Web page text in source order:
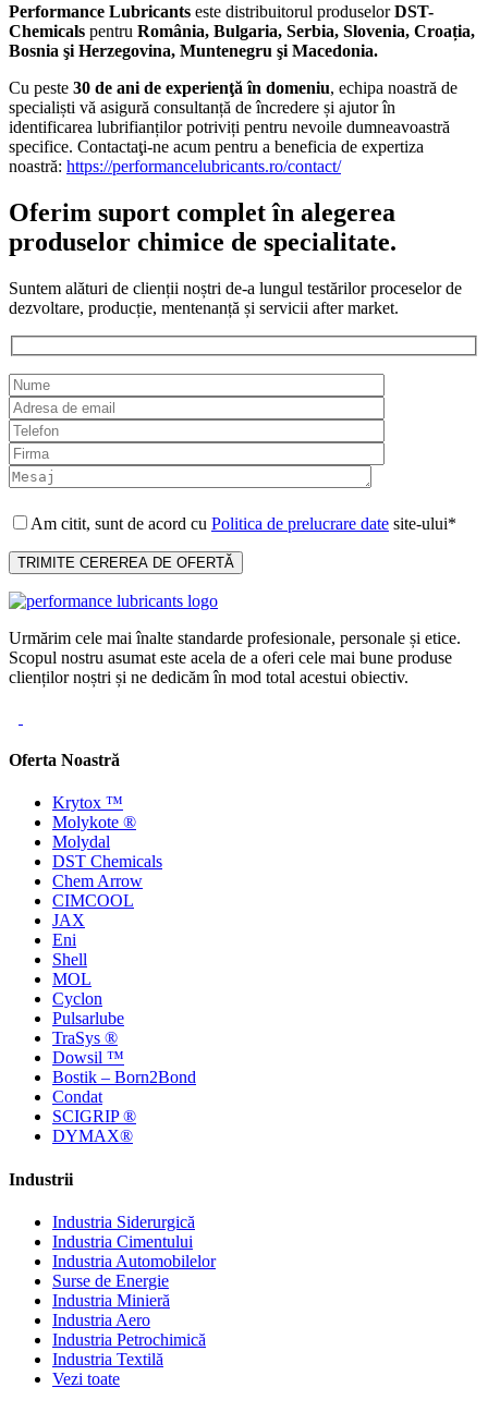
Performance Lubricants este distribuitorul produselorDST-
Chemicals pentru România, Bulgaria, Serbia, Slovenia, Croația,
Bosnia şi Herzegovina, Muntenegru şi Macedonia.
Cu peste 30 de ani de experienţă în domeniu, echipa noastră de
specialiști vă asigură consultanță de încredere și ajutor în
identificarea lubrifianților potriviți pentru nevoile dumneavoastră
specifice. Contactaţi-ne acum pentru a beneficia de expertiza
noastră: https://performancelubricants.ro/contact/
Oferim suport complet în alegerea
produselor chimice de specialitate.
Suntem alături de clienții noștri de-a lungul testărilor proceselor de
dezvoltare, producție, mentenanță și servicii after market.
Am citit, sunt de acord cu Politica de prelucrare date site-ului*
Urmărim cele mai înalte standarde profesionale, personale și etice.
Scopul nostru asumat este acela de a oferi cele mai bune produse
clienților noștri și ne dedicăm în mod total acestui obiectiv.
Oferta Noastră
Krytox ™
Molykote ®
Molydal
DST Chemicals
Chem Arrow
CIMCOOL
JAX
Eni
Shell
MOL
Cyclon
Pulsarlube
TraSys ®
Dowsil ™
Bostik – Born2Bond
Condat
SCIGRIP ®
DYMAX®
Industrii
Industria Siderurgică
Industria Cimentului
Industria Automobilelor
Surse de Energie
Industria Minieră
Industria Aero
Industria Petrochimică
Industria Textilă
Vezi toate